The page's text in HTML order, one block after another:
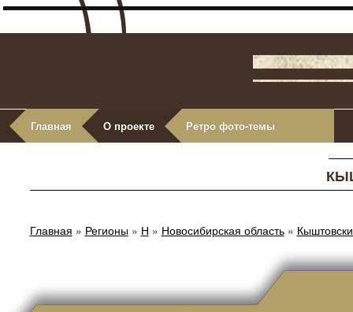
Главная О проекте Ретро фото-темы
Главная » Регионы» Н » Новосибирская область»